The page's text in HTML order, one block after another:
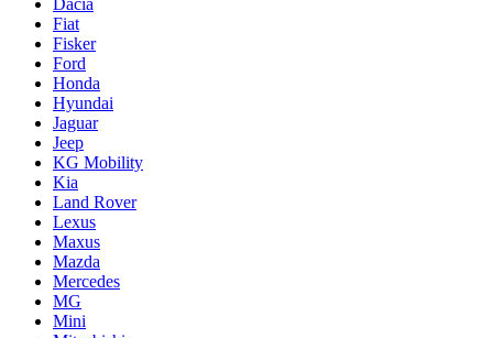
Fiat
Fisker
Ford
Honda
Hyundai
Jaguar
Jeep
KG Mobility
Kia
Land Rover
Lexus
Maxus
Mazda
Mercedes
MG
Mini